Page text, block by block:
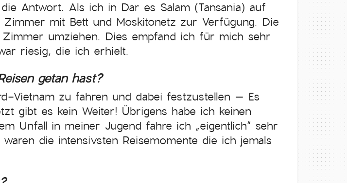
Antwort. Als ich in Dar es Salam (Tansania) auf
mit Bett und Moskitonetz zur Verfügung. Die
Zimmer umziehen. Dies empfand ich für mich sehr
riesig, die ich erhielt.
getan hast?
Vietnam zu fahren und dabei festzustellen – Es
gibt es kein Weiter! Übrigens habe ich keinen
Unfall in meiner Jugend fahre ich „eigentlich“ sehr
die intensivsten Reisemomente die ich jemals